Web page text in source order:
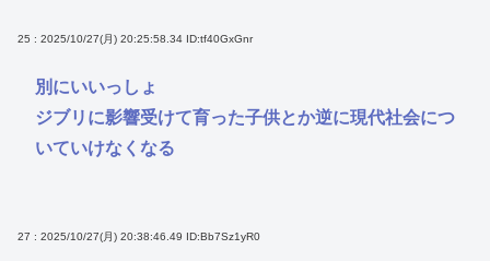
25 : 2025/10/27(月) 20:25:58.34 ID:tf40GxGnr
別にいいっしょ
ジブリに影響受けて育った子供とか逆に現代社会につ
いていけなくなる
27 : 2025/10/27(月) 20:38:46.49 ID:Bb7Sz1yR0